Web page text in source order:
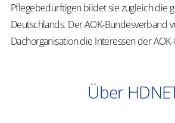
Pflegebedürftigen bildet sie zugleich die
Deutschlands. Der AOK-Bundesverband
Dachorganisation die Interessen der
Über